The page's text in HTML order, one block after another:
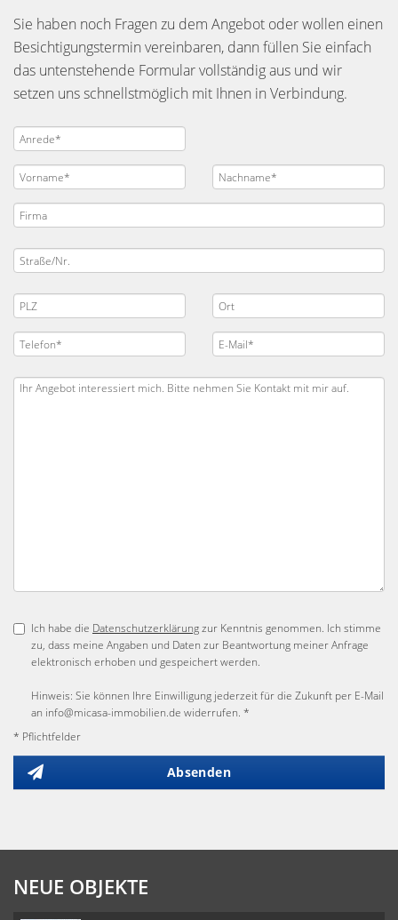
Sie haben noch Fragen zu dem Angebot oder wollen einen
Besichtigungstermin vereinbaren, dann füllen Sie einfach
das untenstehende Formular vollständig aus und wir
setzen uns schnellstmöglich mit Ihnen in Verbindung.
Ich habe die Datenschutzerklärungzur Kenntnis genommen. Ich stimme
zu, dass meine Angaben und Daten zur Beantwortung meiner Anfrage
elektronisch erhoben und gespeichert werden.
Hinweis: Sie können Ihre Einwilligung jederzeit für die Zukunft per E-Mail
an info@micasa-immobilien.de widerrufen. *
* Pflichtfelder
Absenden
NEUE OBJEKTE